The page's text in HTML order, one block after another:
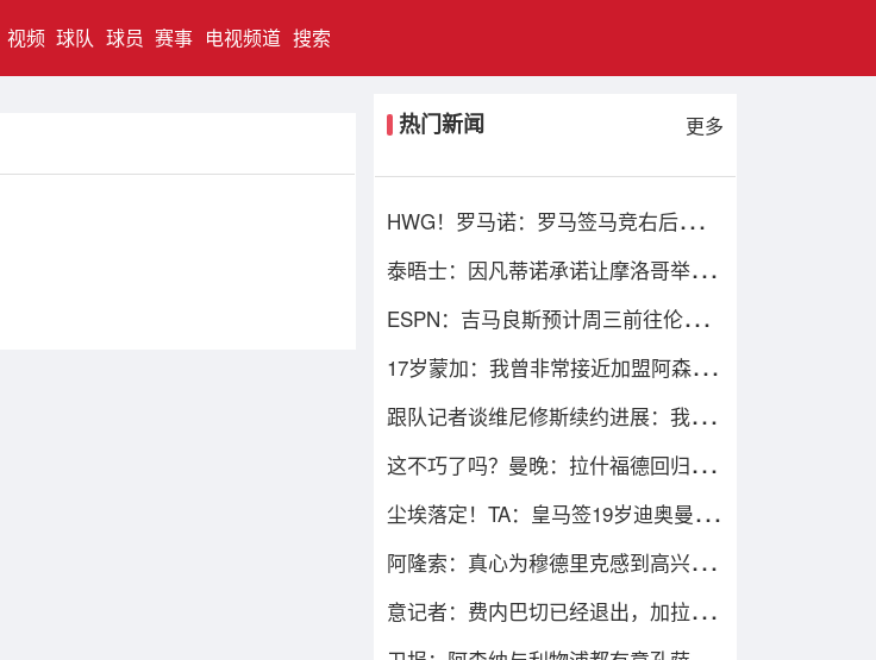
视频 球队 球员 赛事 电视频道 搜索
热门新闻 更多
HWG！罗马诺：罗马签马竞右后卫莫
泰晤士：因凡蒂诺承诺让摩洛哥举办
ESPN：吉马良斯预计周三前往伦敦，
17岁蒙加：我曾非常接近加盟阿森
跟队记者谈维尼修斯续约进展：我再
这不巧了吗？曼晚：拉什福德回归曼
尘埃落定！TA：皇马签19岁迪奥曼德
阿隆索：真心为穆德里克感到高兴，
意记者：费内巴切已经退出，加拉塔